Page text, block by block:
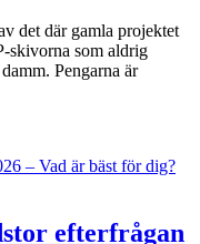
det där gamla projektet
skivorna som aldrig
Pengarna är
– Vad är bäst för dig?
efterfrågan